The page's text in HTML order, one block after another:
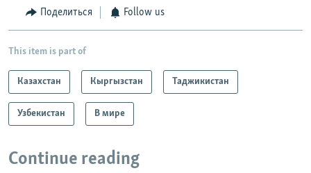
Поделиться Follow us
This item is part of
Казахстан Кыргызстан Таджикистан
Узбекистан В мире
Continue reading